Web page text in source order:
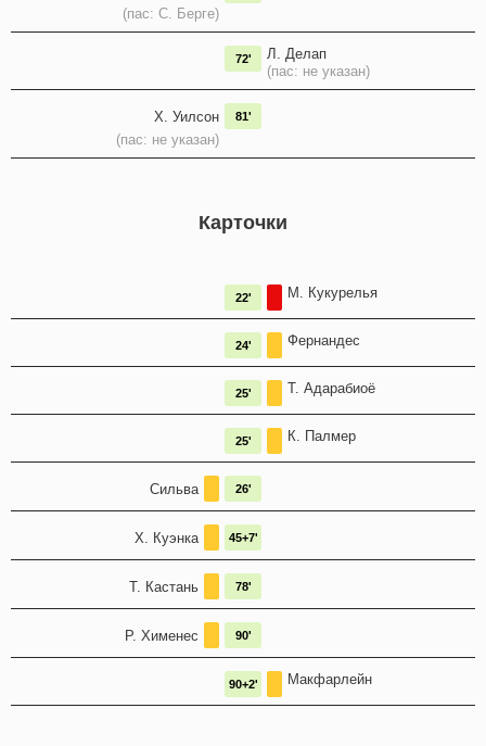
(пас: С. Берге)
Л. Делап
(пас: не указан)
72'
Х. Уилсон
(пас: не указан)
81'
Карточки
М. Кукурелья
22'
Фернандес
24'
Т. Адарабиоё
25'
К. Палмер
25'
Сильва 26'
Х. Куэнка 45+7'
Т. Кастань 78'
Р. Хименес 90'
Макфарлейн
90+2'